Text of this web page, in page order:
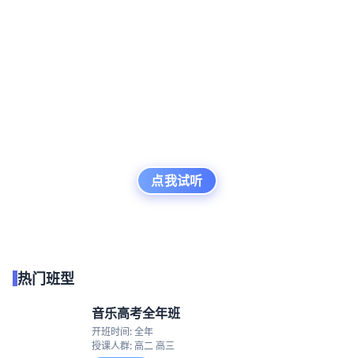
点我试听
热门班型
音乐高考全年班
开班时间: 全年
授课人群: 高二 高三